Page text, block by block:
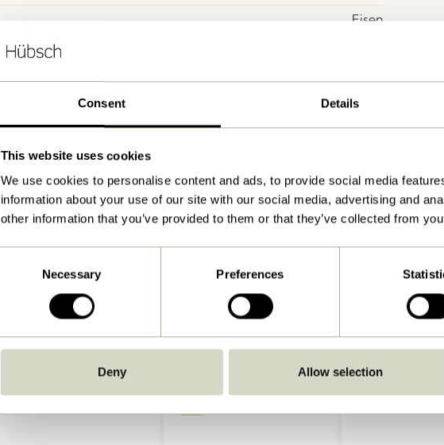
Consent Details
This website uses cookies
We use cookies to personalise content and ads, to provide social media
information about your use of our site with our social media, advertising and
other information that you’ve provided to them or that they’ve collected from
Necessary Preferences
Deny Allow selection
Eisen
Herunterladen
Drinnen